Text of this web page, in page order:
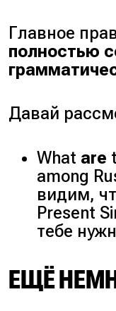
Главное
полностью
Давай
What are
among
видим,
Present
тебе
ЕЩЁ